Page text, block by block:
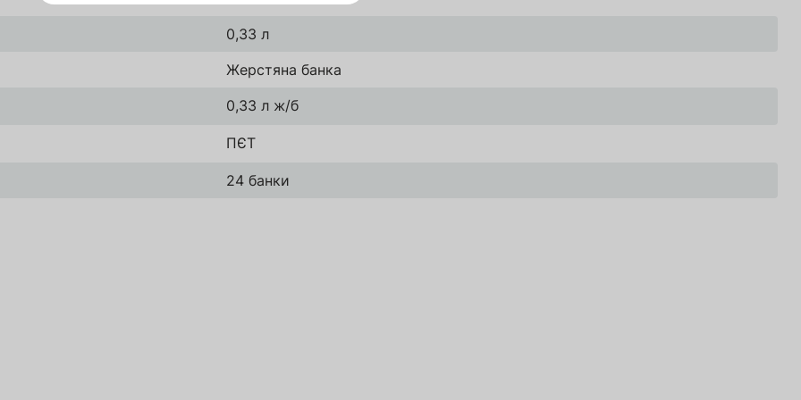
0,33 л
Жерстяна банка
0,33 л ж/б
ПЄТ
24 банки